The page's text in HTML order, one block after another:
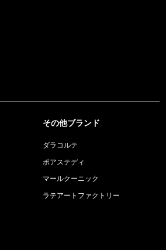
その他ブランド
ダラコルテ
ポアステディ
マールクーニック
ラテアートファクトリー